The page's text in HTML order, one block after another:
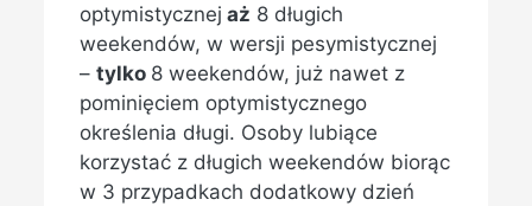
optymistycznej aż 8 długich
weekendów, w wersji pesymistycznej
–tylko 8 weekendów, już nawet z
pominięciem optymistycznego
określenia długi. Osoby lubiące
korzystać z długich weekendów biorąc
w 3 przypadkach dodatkowy dzień